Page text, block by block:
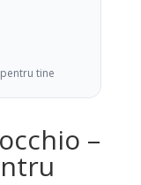
tine
–